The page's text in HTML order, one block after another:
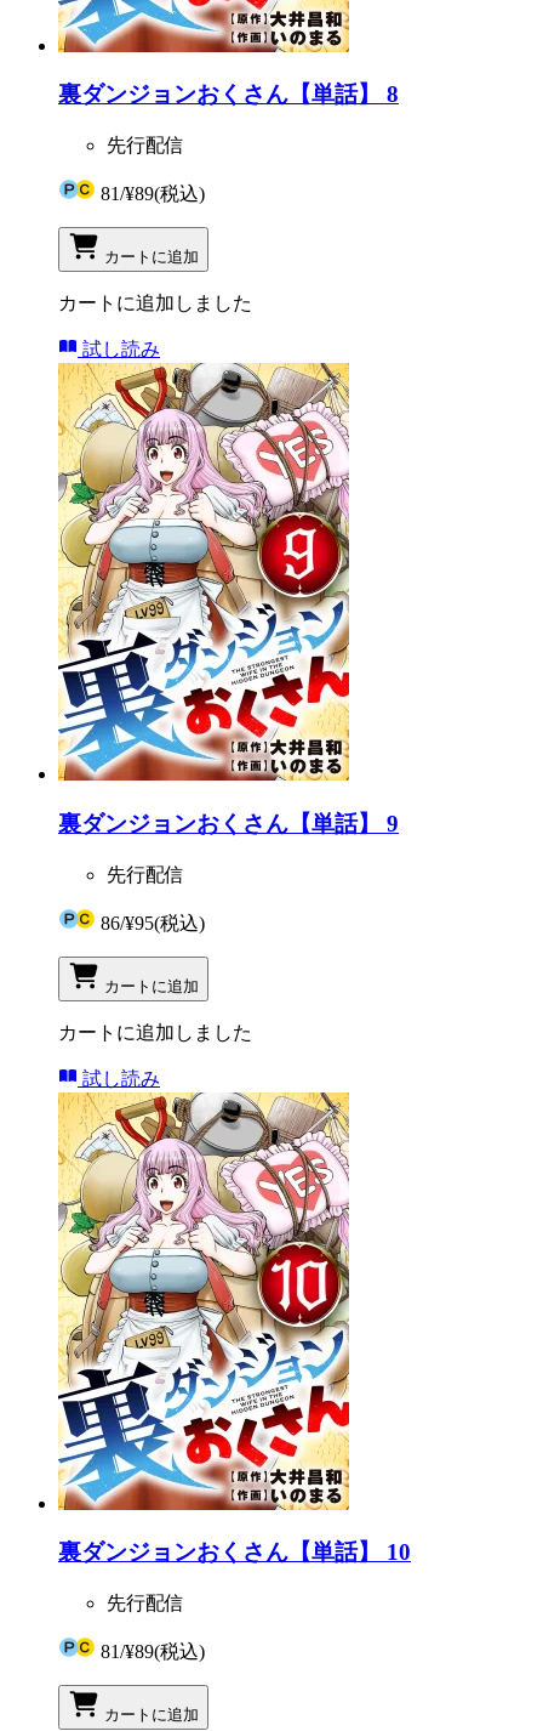
裏ダンジョンおくさん【単話】 8
先行配信
81/¥89(税込)
カートに追加
カートに追加しました
試し読み
裏ダンジョンおくさん【単話】 9
先行配信
86/¥95(税込)
カートに追加
カートに追加しました
試し読み
裏ダンジョンおくさん【単話】 10
先行配信
81/¥89(税込)
カートに追加